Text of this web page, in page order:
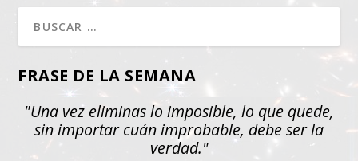
FRASE DE LA SEMANA
"Una vez eliminas lo imposible, lo que quede,
sin importar cuán improbable, debe ser la
verdad."